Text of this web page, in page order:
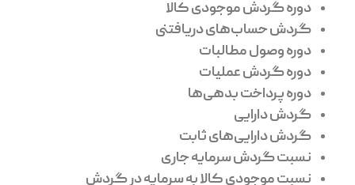
دوره گردش موجودی کالا
گردش حساب‌های دریافتنی
دوره وصول مطالبات
دوره گردش عملیات
دوره پرداخت بدهی‌­ها
گردش دارایی
گردش دارایی‌های ثابت
نسبت گردش سرمایه جاری
نسبت موجودی کالا به سرمایه در گردش